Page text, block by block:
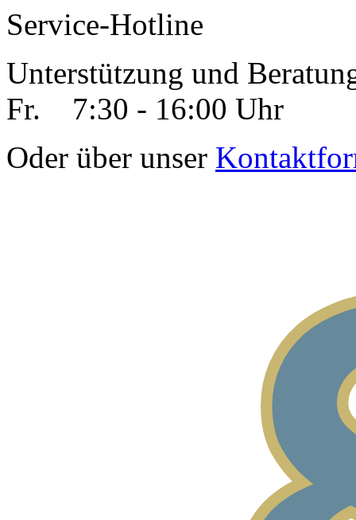
Service-Hotline
Unterstützung und
Fr. 7:30 - 16:00 Uhr
Oder über unser